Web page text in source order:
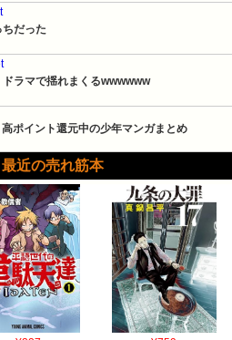
ちだった
ドラマで揺れまくるwwwwww
ポイント還元中の少年マンガまとめ
近の売れ筋本